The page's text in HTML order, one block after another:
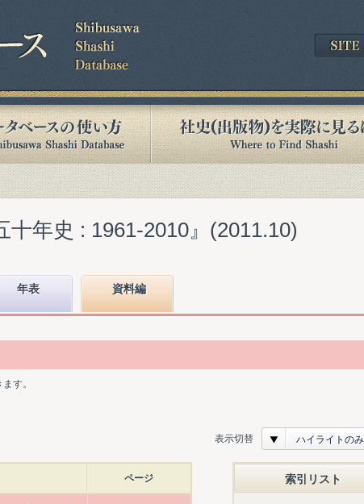
年史 : 1961-2010』(2011.10)
年表 資料編
す。
表示切替 ハイライトの
ページ 索引リスト